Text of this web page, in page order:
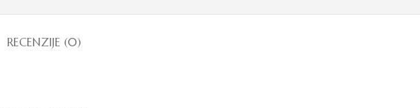
RECENZIJE (0)